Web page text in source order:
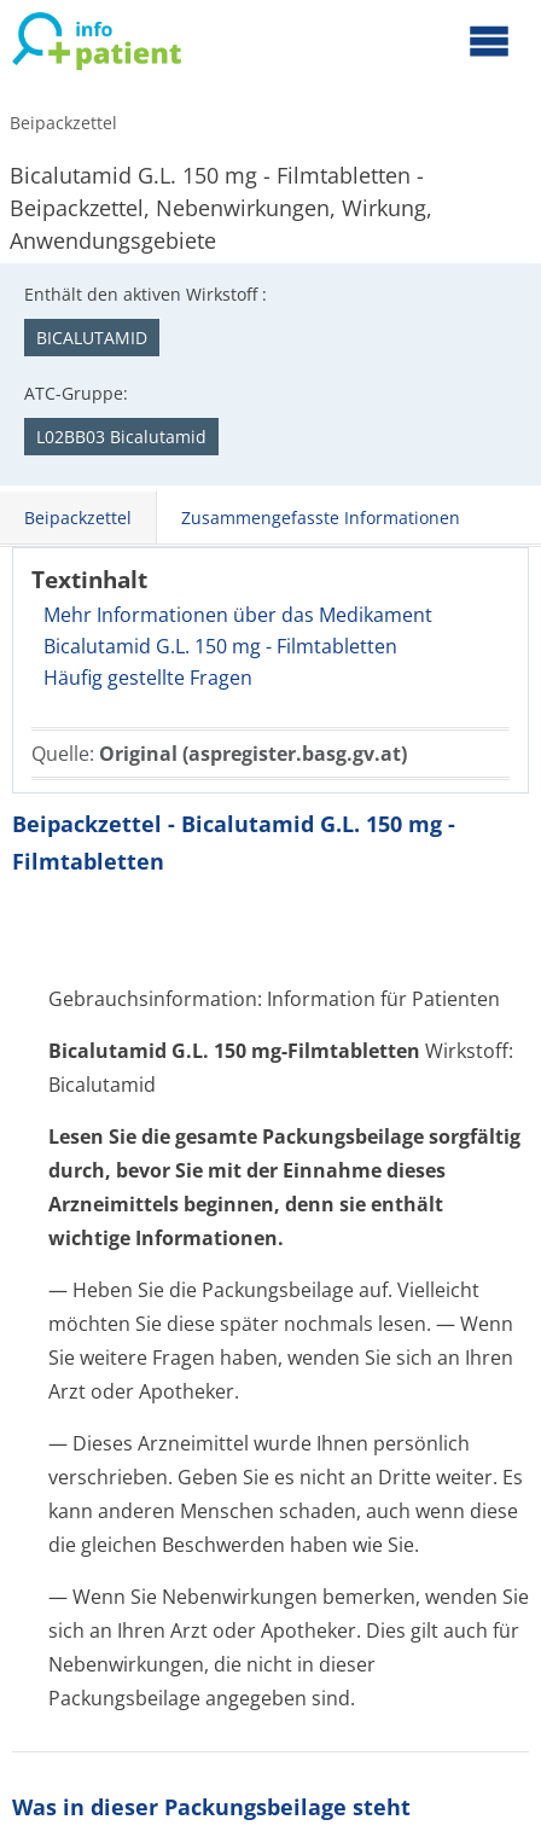
Beipackzettel
Bicalutamid G.L. 150 mg - Filmtabletten -
Beipackzettel, Nebenwirkungen, Wirkung,
Anwendungsgebiete
Enthält den aktiven Wirkstoff :
BICALUTAMID
ATC-Gruppe:
L02BB03 Bicalutamid
Beipackzettel Zusammengefasste Informationen
Textinhalt
Mehr Informationen über das Medikament
Bicalutamid G.L. 150 mg - Filmtabletten
Häufig gestellte Fragen
Quelle: Original (aspregister.basg.gv.at)
Beipackzettel - Bicalutamid G.L. 150 mg -
Filmtabletten
Gebrauchsinformation: Information für Patienten
Bicalutamid G.L. 150 mg-Filmtabletten Wirkstoff:
Bicalutamid
Lesen Sie die gesamte Packungsbeilage sorgfältig
durch, bevor Sie mit der Einnahme dieses
Arzneimittels beginnen, denn sie enthält
wichtige Informationen.
— Heben Sie die Packungsbeilage auf. Vielleicht
möchten Sie diese später nochmals lesen. — Wenn
Sie weitere Fragen haben, wenden Sie sich an Ihren
Arzt oder Apotheker.
— Dieses Arzneimittel wurde Ihnen persönlich
verschrieben. Geben Sie es nicht an Dritte weiter. Es
kann anderen Menschen schaden, auch wenn diese
die gleichen Beschwerden haben wie Sie.
— Wenn Sie Nebenwirkungen bemerken, wenden Sie
sich an Ihren Arzt oder Apotheker. Dies gilt auch für
Nebenwirkungen, die nicht in dieser
Packungsbeilage angegeben sind.
Was in dieser Packungsbeilage steht